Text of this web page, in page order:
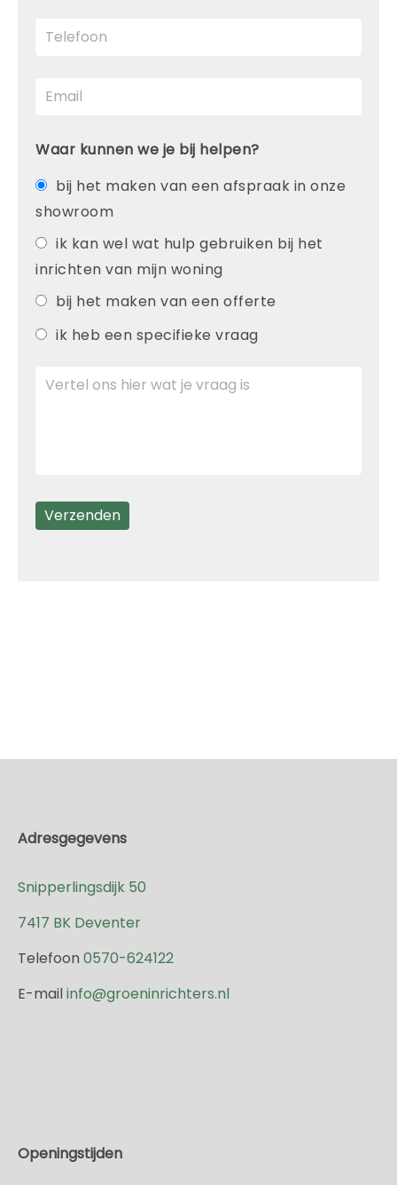
Waar kunnen we je bij helpen?
bij het maken van een afspraak in onze
showroom
ik kan wel wat hulp gebruiken bij het
inrichten van mijn woning
bij het maken van een offerte
ik heb een specifieke vraag
Adresgegevens
Snipperlingsdijk 50
7417 BK Deventer
Telefoon 0570-624122
E-mailinfo@groeninrichters.nl
Openingstijden